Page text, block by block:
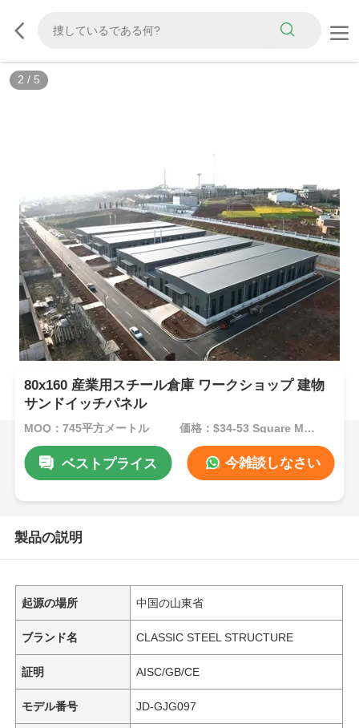
2 / 5
80x160 産業用スチール倉庫 ワークショップ 建物
サンドイッチパネル
MOQ：745平方メートル 価格：$34-53 Square Meters
ベストプライス 今雑談しなさい
製品の説明
起源の場所 中国の山東省
ブランド名 CLASSIC STEEL STRUCTURE
証明 AISC/GB/CE
モデル番号 JD-GJG097